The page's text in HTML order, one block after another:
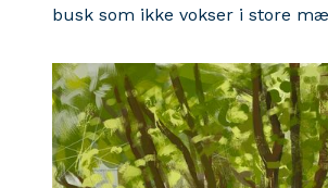
busk som ikke vokser i store